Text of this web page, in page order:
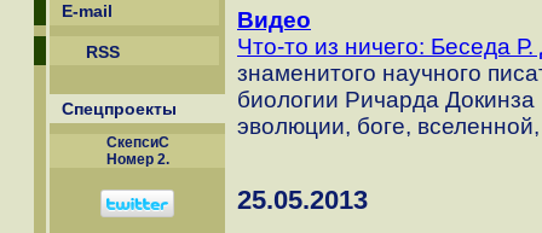
E-mail
RSS
Спецпроекты
СкепсиС
Номер 2.
Видео
Что-то из ничего: Беседа
знаменитого научного
биологии Ричарда
эволюции, боге,
25.05.2013